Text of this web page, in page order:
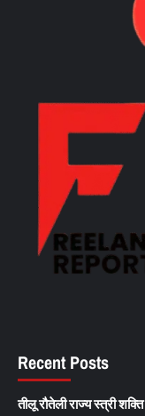
Recent Posts
तीलू रौतेली राज्य स्त्री